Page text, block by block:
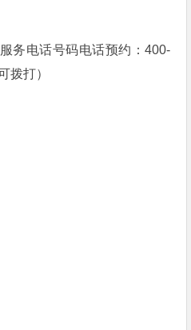
务电话号码电话预约：400-
拨打）